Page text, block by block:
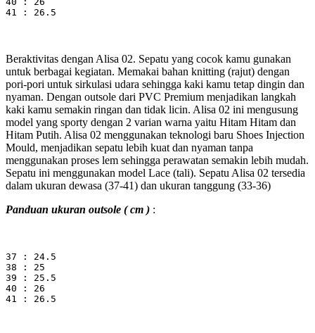
41 : 26.5
Beraktivitas dengan Alisa 02. Sepatu yang cocok kamu gunakan
untuk berbagai kegiatan. Memakai bahan knitting (rajut) dengan
pori-pori untuk sirkulasi udara sehingga kaki kamu tetap dingin dan
nyaman. Dengan outsole dari PVC Premium menjadikan langkah
kaki kamu semakin ringan dan tidak licin. Alisa 02 ini mengusung
model yang sporty dengan 2 varian warna yaitu Hitam Hitam dan
Hitam Putih. Alisa 02 menggunakan teknologi baru Shoes Injection
Mould, menjadikan sepatu lebih kuat dan nyaman tanpa
menggunakan proses lem sehingga perawatan semakin lebih mudah.
Sepatu ini menggunakan model Lace (tali). Sepatu Alisa 02 tersedia
dalam ukuran dewasa (37-41) dan ukuran tanggung (33-36)
Panduan ukuran outsole ( cm ) :
37 : 24.5
38 : 25
39 : 25.5
40 : 26
41 : 26.5